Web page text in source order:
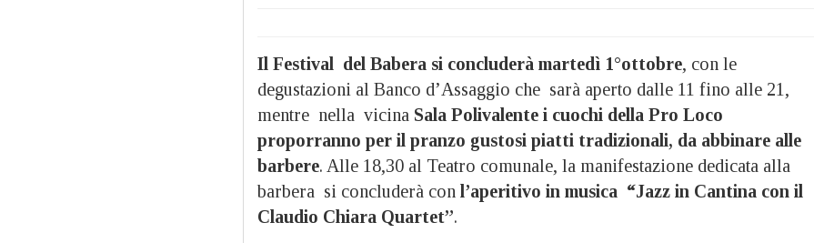
Il Festival del Babera si concluderà martedì 1°ottobre, con le
degustazioni al Banco d’Assaggio che sarà aperto dalle 11 fino alle 21,
mentre nella vicina Sala Polivalente i cuochi della Pro Loco
proporranno per il pranzo gustosi piatti tradizionali, da abbinare alle
barbere. Alle 18,30 al Teatro comunale, la manifestazione dedicata alla
barbera si concluderà con l’aperitivo in musica “Jazz in Cantina con il
Claudio Chiara Quartet”.